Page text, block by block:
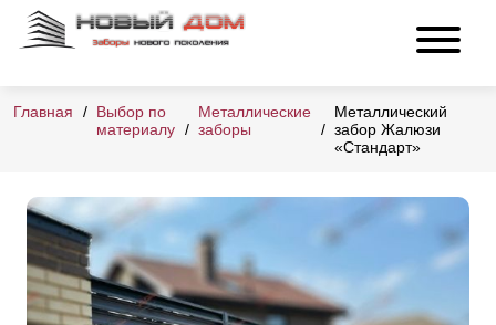
Главная
Выбор по
материалу
Металлические
заборы
Металлический
забор Жалюзи
«Стандарт»